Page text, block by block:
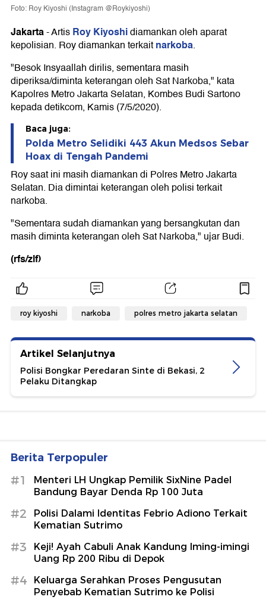
Foto: Roy Kiyoshi (Instagram @Roykiyoshi)
Jakarta-ArtisRoy Kiyoshidiamankan oleh aparat
kepolisian. Roy diamankan terkaitnarkoba.
"Besok Insyaallah dirilis, sementara masih
diperiksa/diminta keterangan oleh Sat Narkoba," kata
Kapolres Metro Jakarta Selatan, Kombes Budi Sartono
kepada detikcom, Kamis (7/5/2020).
Baca juga:
Polda Metro Selidiki 443 Akun Medsos Sebar
Hoax di Tengah Pandemi
Roy saat ini masih diamankan di Polres Metro Jakarta
Selatan. Dia dimintai keterangan oleh polisi terkait
narkoba.
"Sementara sudah diamankan yang bersangkutan dan
masih diminta keterangan oleh Sat Narkoba," ujar Budi.
(rfs/zlf)
roy kiyoshi narkoba polres metro jakarta selatan
Artikel Selanjutnya
Polisi Bongkar Peredaran Sinte di Bekasi, 2
Pelaku Ditangkap
Berita Terpopuler
#1
Menteri LH Ungkap Pemilik SixNine Padel
Bandung Bayar Denda Rp 100 Juta
#2
Polisi Dalami Identitas Febrio Adiono Terkait
Kematian Sutrimo
#3
Keji! Ayah Cabuli Anak Kandung Iming-imingi
Uang Rp 200 Ribu di Depok
#4
Keluarga Serahkan Proses Pengusutan
Penyebab Kematian Sutrimo ke Polisi